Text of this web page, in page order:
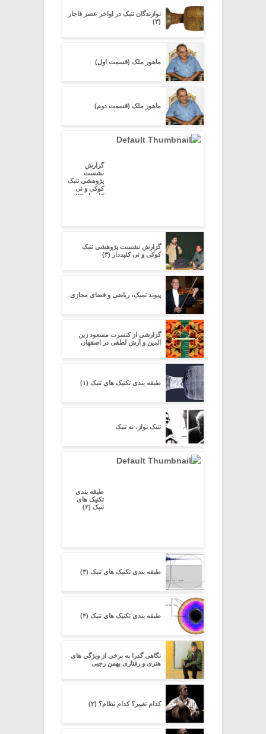
نوازندگان تنبک در اواخر عصر قاجار
(۳)
ماهور ملک (قسمت اول)
ماهور ملک (قسمت دوم)
گزارش
نشست
پژوهشی تنبک
کوکی و نی
کلیددار (۲)
گزارش نشست پژوهشی تنبک
کوکی و نی کلیددار (۳)
پیوند تمبک، ریاضی و فضای مجازی
گزارشی از کنسرت مسعود زین
الدین و آرش لطفی در اصفهان
طبقه بندی تکنیک های تنبک (۱)
تنبک نواز، نه تنبک
طبقه بندی
تکنیک های
تنبک (۲)
طبقه بندی تکنیک های تنبک (۳)
طبقه بندی تکنیک های تنبک (۴)
نگاهی گذرا به برخی از ویژگی های
هنری و رفتاری بهمن رجبی
کدام تغییر؟ کدام نظام؟ (۲)